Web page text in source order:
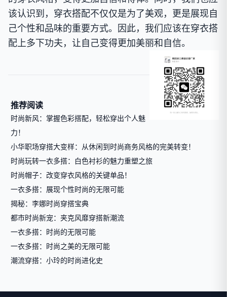
该认识到，穿衣搭配不仅仅是为了美观，更是展现自
己个性和品味的重要方式。因此，我们应该在穿衣搭
配上多下功夫，让自己变得更加美丽和自信。
推荐阅读
时尚新风：掌握色彩搭配，轻松穿出个人魅
力！
小华职场穿搭大变样：从休闲到时尚商务风格的完美转变！
时尚玩转一衣多搭：白色衬衫的魅力重塑之旅
时尚帽子：改变穿衣风格的关键单品！
一衣多搭：展现个性时尚的无限可能
揭秘：李娜时尚穿搭宝典
都市时尚新宠：夹克风靡穿搭新潮流
一衣多搭：时尚的无限可能
一衣多搭：时尚之美的无限可能
潮流穿搭：小玲的时尚进化史